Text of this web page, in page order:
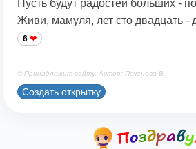
Пусть будут радостей больших -
Живи, мамуля, лет сто двадцать -
6
© Принадлежит сайту. Автор: Печенова В.
Создать открытку